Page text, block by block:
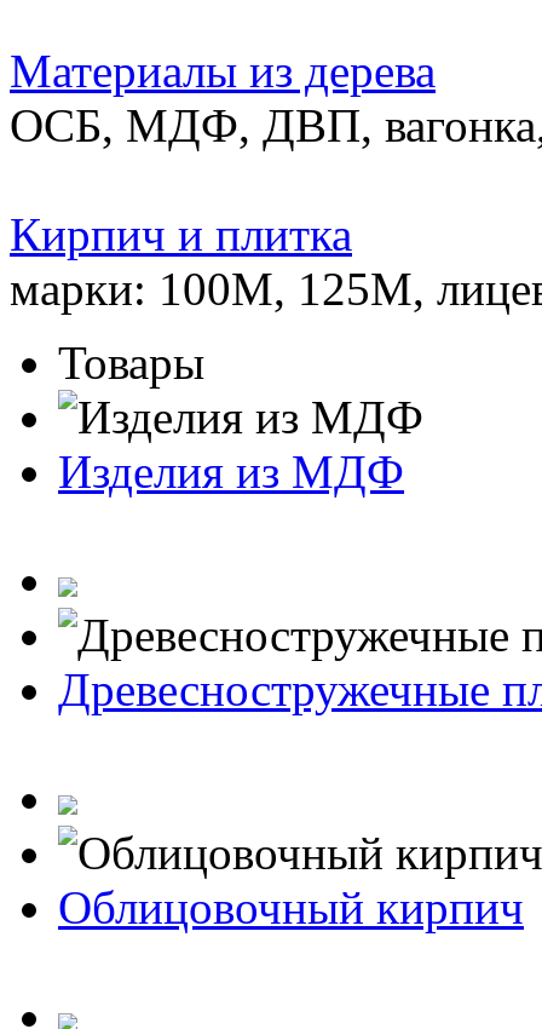
Материалы из дерева
ОСБ, МДФ, ДВП,
Кирпич и плитка
марки: 100М, 125М,
Товары
Изделия из МДФ
Древесностружечные
Облицовочный кирпич